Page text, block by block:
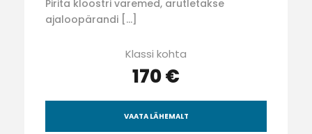
Pirita kloostri varemed, arutletakse
ajaloopärandi […]
Klassi kohta
170 €
VAATA LÄHEMALT